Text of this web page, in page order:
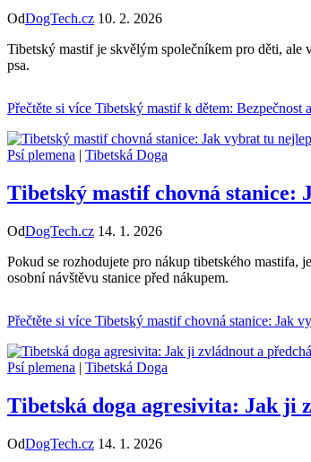
OdDogTech.cz 10. 2. 2026
Tibetský mastif je skvělým společníkem pro děti, ale
psa.
Přečtěte si více Tibetský mastif k dětem: Bezpečnost
Psí plemena | Tibetská Doga
Tibetský mastif chovná stanice:
OdDogTech.cz 14. 1. 2026
Pokud se rozhodujete pro nákup tibetského mastifa,
osobní návštěvu stanice před nákupem.
Přečtěte si více Tibetský mastif chovná stanice: Jak
Psí plemena | Tibetská Doga
Tibetská doga agresivita: Jak ji
OdDogTech.cz 14. 1. 2026